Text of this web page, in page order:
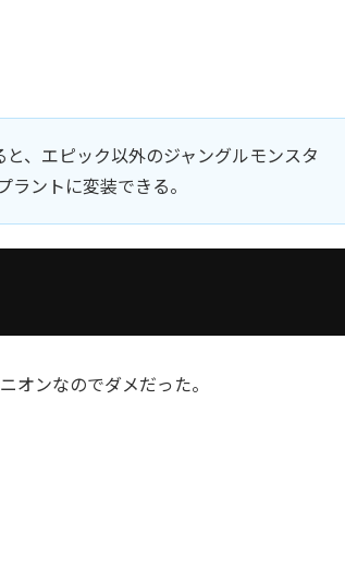
、エピック以外のジャングルモンスタ
ントに変装できる。
オンなのでダメだった。